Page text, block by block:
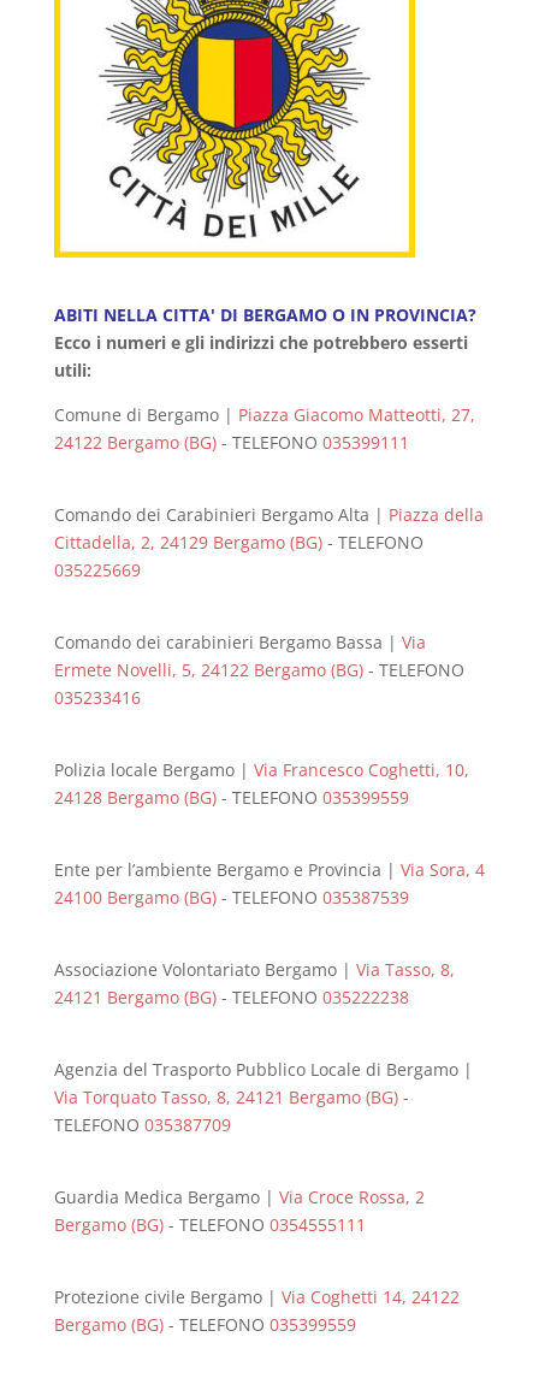
ABITI NELLA CITTA' DI BERGAMO O IN PROVINCIA?
Ecco i numeri e gli indirizzi che potrebbero esserti
utili:
Comune di Bergamo | Piazza Giacomo Matteotti, 27,
24122 Bergamo (BG)- TELEFONO 035399111
Comando dei Carabinieri Bergamo Alta | Piazza della
Cittadella, 2, 24129 Bergamo (BG)- TELEFONO
035225669
Comando dei carabinieri Bergamo Bassa | Via
Ermete Novelli, 5, 24122 Bergamo (BG)- TELEFONO
035233416
Polizia locale Bergamo | Via Francesco Coghetti, 10,
24128 Bergamo (BG)- TELEFONO 035399559
Ente per l’ambiente Bergamo e Provincia | Via Sora, 4
24100 Bergamo (BG)- TELEFONO 035387539
Associazione Volontariato Bergamo | Via Tasso, 8,
24121 Bergamo (BG)- TELEFONO 035222238
Agenzia del Trasporto Pubblico Locale di Bergamo |
Via Torquato Tasso, 8, 24121 Bergamo (BG)-
TELEFONO 035387709
Guardia Medica Bergamo | Via Croce Rossa, 2
Bergamo (BG)- TELEFONO 0354555111
Protezione civile Bergamo | Via Coghetti 14, 24122
Bergamo (BG)- TELEFONO 035399559